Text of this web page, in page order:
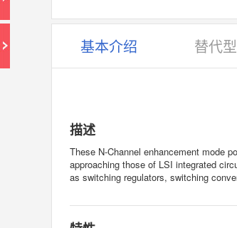
基本介绍 替代
描述
These N-Channel enhancement mode
approaching those of LSI integrated
as switching regulators, switching